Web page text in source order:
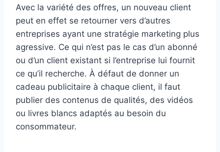
Avec la variété des offres, un nouveau client
peut en effet se retourner vers d’autres
entreprises ayant une stratégie marketing plus
agressive. Ce qui n’est pas le cas d’un abonné
ou d’un client existant si l’entreprise lui fournit
ce qu’il recherche. À défaut de donner un
cadeau publicitaire à chaque client, il faut
publier des contenus de qualités, des vidéos
ou livres blancs adaptés au besoin du
consommateur.